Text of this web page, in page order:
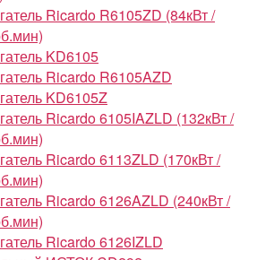
Ricardo R6105ZD (84кВт /
KD6105
Ricardo R6105AZD
KD6105Z
Ricardo 6105IAZLD (132кВт /
Ricardo 6113ZLD (170кВт /
Ricardo 6126AZLD (240кВт /
Ricardo 6126IZLD